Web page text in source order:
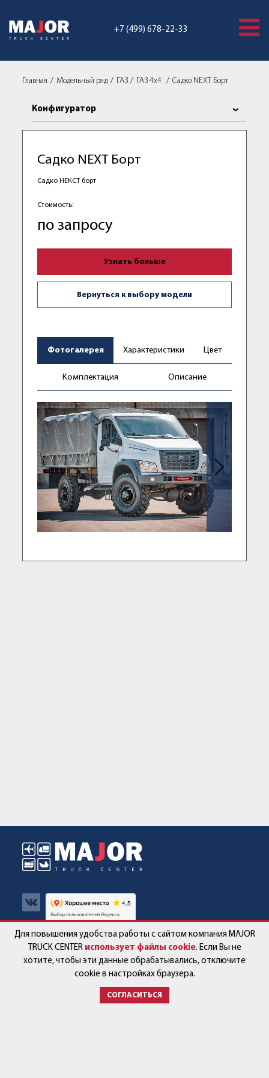
+7 (499) 678-22-33
Главная Модельный ряд ГАЗ ГАЗ 4x4 Садко NEXT Борт
Конфигуратор
Садко NEXT Борт
Садко НЕКСТ борт
Стоимость:
по запросу
Узнать больше
Вернуться к выбору модели
Фотогалерея Характеристики Цвет
Комплектация Описание
Следующее
Авто в наличии
Спецпредложения
Контакты
Работа в компании
Новости
Для повышения удобства работы с сайтом компания MAJOR
TRUCK CENTER использует файлы cookie. Если Вы не
хотите, чтобы эти данные обрабатывались, отключите
cookie в настройках браузера.
СОГЛАСИТЬСЯ